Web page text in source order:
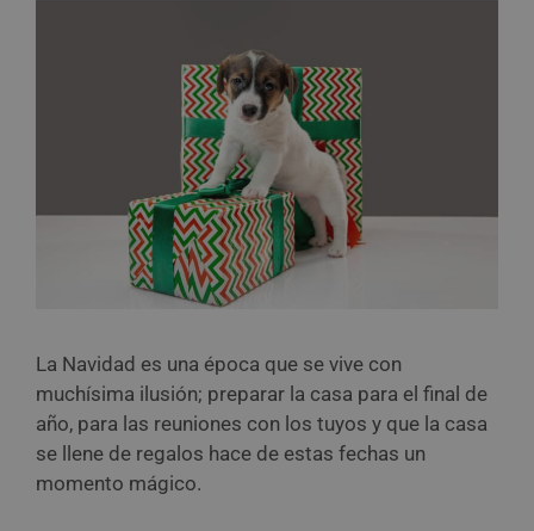
La Navidad es una época que se vive con
muchísima ilusión; preparar la casa para el final de
año, para las reuniones con los tuyos y que la casa
se llene de regalos hace de estas fechas un
momento mágico.